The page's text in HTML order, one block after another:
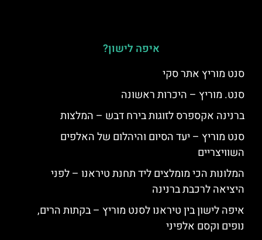
איפה לישון?
סנט מוריץ אתר סקי
סנט. מוריץ – היכרות ראשונה
ברנינה אקספרס לזוגות בירח דבש – המלצות
סנט מוריץ – יעד הסיום והיהלום של האלפים
השוויצריים
המלונות הכי מומלצים ליד תחנת טיראנו – לפני
היציאה לרכבת ברנינה
איפה לישון בין טיראנו לסנט מוריץ – בקתות הרים,
נופים וקסם אלפיני